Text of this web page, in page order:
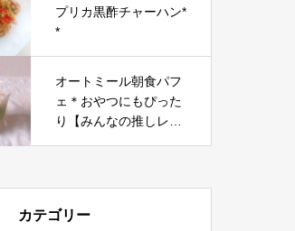
プリカ黒酢チャーハン*
*
オートミール朝食パフ
ェ＊おやつにもぴった
り【みんなの推しレシ
カテゴリー